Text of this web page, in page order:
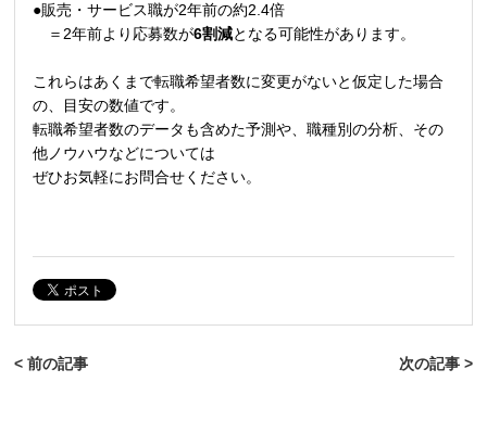
●販売・サービス職が2年前の約2.4倍
＝2年前より応募数が6割減となる可能性があります。
これらはあくまで転職希望者数に変更がないと仮定した場合
の、目安の数値です。
転職希望者数のデータも含めた予測や、職種別の分析、その
他ノウハウなどについては
ぜひお気軽にお問合せください。
< 前の記事 次の記事 >